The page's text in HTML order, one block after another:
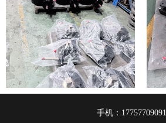
手机：17757709091